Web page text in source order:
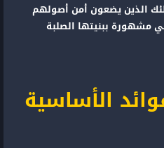
الذين يضعون أمن أصولهم
مشهورة ببنيتها الصلبة
الأساسية